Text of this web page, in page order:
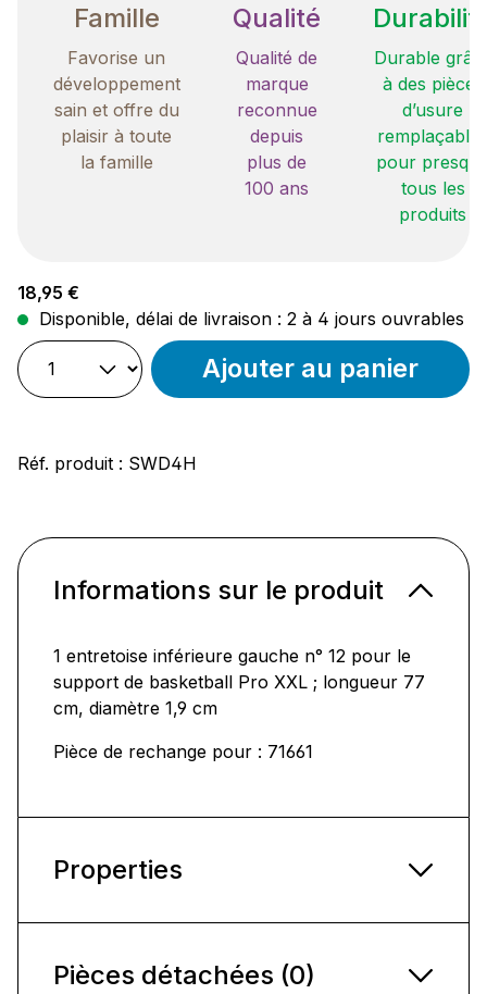
Famille
Favorise un
développement
sain et offre du
plaisir à toute
la famille
Qualité
Qualité de
marque
reconnue
depuis
plus de
100 ans
Durable
à des pièces
d’usure
remplaçables
pour
tous les
produits
Prix régulier :
18,95 €
Disponible, délai de livraison : 2 à 4 jours ouvrables
Ajouter au panier
Réf. produit : SWD4H
Informations sur le produit
1 entretoise inférieure gauche n° 12 pour le
support de basketball Pro XXL ; longueur 77
cm, diamètre 1,9 cm
Pièce de rechange pour : 71661
Properties
Pièces détachées (0)